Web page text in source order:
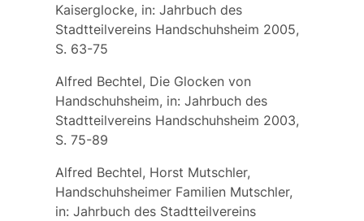
Kaiserglocke, in: Jahrbuch des
Stadtteilvereins Handschuhsheim 2005,
S. 63-75
Alfred Bechtel, Die Glocken von
Handschuhsheim, in: Jahrbuch des
Stadtteilvereins Handschuhsheim 2003,
S. 75-89
Alfred Bechtel, Horst Mutschler,
Handschuhsheimer Familien Mutschler,
in: Jahrbuch des Stadtteilvereins